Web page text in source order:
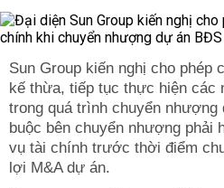
Sun Group kiến nghị cho phép
kế thừa, tiếp tục thực hiện các
trong quá trình chuyển
buộc bên chuyển nhượng phải
vụ tài chính trước thời điểm
lợi M&A dự án.